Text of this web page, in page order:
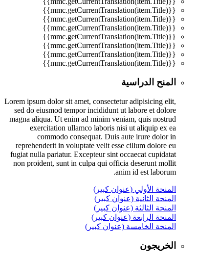
{{mmc.getCurrentTranslation(item.Title)}}
{{mmc.getCurrentTranslation(item.Title)}}
{{mmc.getCurrentTranslation(item.Title)}}
{{mmc.getCurrentTranslation(item.Title)}}
{{mmc.getCurrentTranslation(item.Title)}}
{{mmc.getCurrentTranslation(item.Title)}}
{{mmc.getCurrentTranslation(item.Title)}}
المنح الدراسية
Lorem ipsum dolor sit amet, consectetur adipisicing elit,
sed do eiusmod tempor incididunt ut labore et dolore
magna aliqua. Ut enim ad minim veniam, quis nostrud
exercitation ullamco laboris nisi ut aliquip ex ea
commodo consequat. Duis aute irure dolor in
reprehenderit in voluptate velit esse cillum dolore eu
fugiat nulla pariatur. Excepteur sint occaecat cupidatat
non proident, sunt in culpa qui officia deserunt mollit
anim id est laborum.
المنحة الأولي (عنوان كبير)
المنحة الثانية (عنوان كبير)
المنحة الثالثة (عنوان كبير)
المنحة الرابعة (عنوان كبير)
المنحة الخامسة (عنوان كبير)
الخريجون